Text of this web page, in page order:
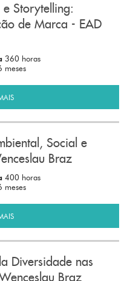
Storytelling:
de Marca - EAD
360 horas
meses
Social e
Braz
400 horas
meses
Diversidade nas
Braz